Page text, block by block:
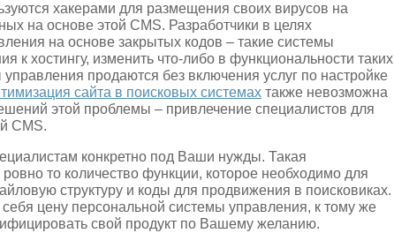
хакерами для размещения своих вирусов на
на основе этой CMS. Разработчики в целях
на основе закрытых кодов – такие системы
хостингу, изменить что-либо в функциональности таких
продаются без включения услуг по настройке
сайта в поисковых системах также невозможна
этой проблемы – привлечение специалистов для
CMS.
конкретно под Ваши нужды. Такая
то количество функции, которое необходимо для
структуру и коды для продвижения в поисковиках.
цену персональной системы управления, к тому же
свой продукт по Вашему желанию.